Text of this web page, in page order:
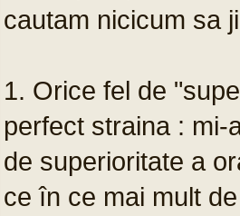
cautam nicicum sa
1. Orice fel de
perfect straina : mi-
de superioritate a
ce în ce mai mult